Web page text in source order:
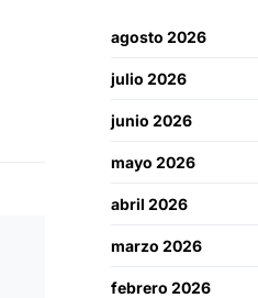
agosto 2026
julio 2026
junio 2026
mayo 2026
abril 2026
marzo 2026
febrero 2026